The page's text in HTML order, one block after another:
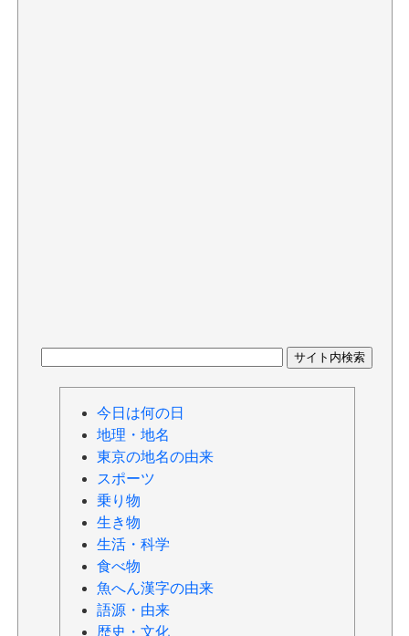
今日は何の日
地理・地名
東京の地名の由来
スポーツ
乗り物
生き物
生活・科学
食べ物
魚へん漢字の由来
語源・由来
歴史・文化